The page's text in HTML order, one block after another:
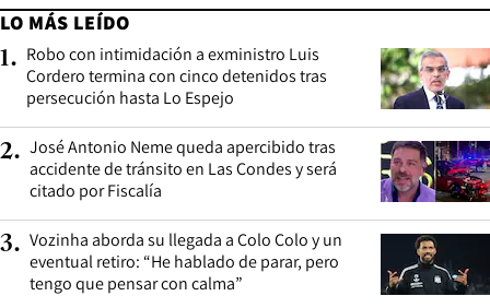
LO MÁS LEÍDO
1. Robo con intimidación a exministro Luis
Cordero termina con cinco detenidos tras
persecución hasta Lo Espejo
2. José Antonio Neme queda apercibido tras
accidente de tránsito en Las Condes y será
citado por Fiscalía
3. Vozinha aborda su llegada a Colo Colo y un
eventual retiro: “He hablado de parar, pero
tengo que pensar con calma”